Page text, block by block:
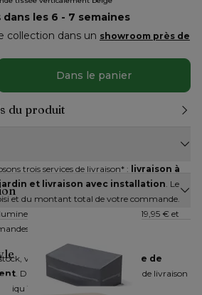
dans les 6 - 7 semaines
collection dans un showroom près de
Dans le panier
du produit
trois services de livraison* : livraison à
et livraison avec installation. Le
et du montant total de votre commande.
est disponible à partir de 19,95 € et
plus élevées.
vous pouvez choisir une
date de
. Dans le cas contraire, un délai de livraison